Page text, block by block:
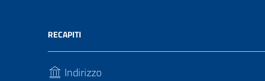
RECAPITI
Indirizzo